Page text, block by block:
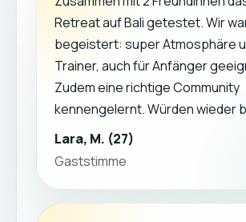
Retreat auf Bali getestet. Wir
begeistert: super Atmosphäre
Trainer, auch für Anfänger
Zudem eine richtige Community
kennengelernt. Würden wieder
Lara, M. (27)
Gaststimme